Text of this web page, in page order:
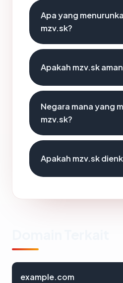
Apa yang
mzv.sk?
Apakah mzv.sk
Negara mana yang
mzv.sk?
Apakah mzv.sk
example.com